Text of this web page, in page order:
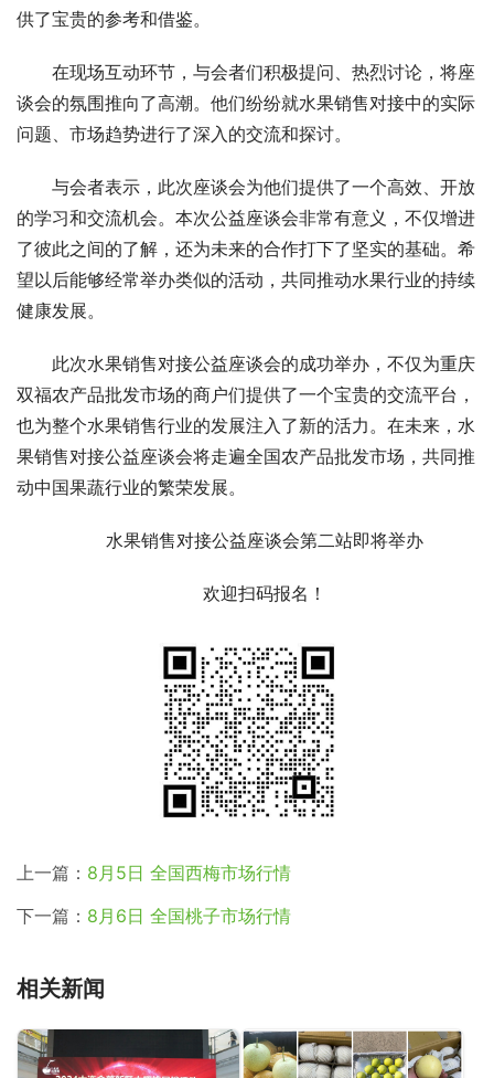
供了宝贵的参考和借鉴。
在现场互动环节，与会者们积极提问、热烈讨论，将座
谈会的氛围推向了高潮。他们纷纷就水果销售对接中的实际
问题、市场趋势进行了深入的交流和探讨。
与会者表示，此次座谈会为他们提供了一个高效、开放
的学习和交流机会。本次公益座谈会非常有意义，不仅增进
了彼此之间的了解，还为未来的合作打下了坚实的基础。希
望以后能够经常举办类似的活动，共同推动水果行业的持续
健康发展。
此次水果销售对接公益座谈会的成功举办，不仅为重庆
双福农产品批发市场的商户们提供了一个宝贵的交流平台，
也为整个水果销售行业的发展注入了新的活力。在未来，水
果销售对接公益座谈会将走遍全国农产品批发市场，共同推
动中国果蔬行业的繁荣发展。
水果销售对接公益座谈会第二站即将举办
欢迎扫码报名！
上一篇： 8月5日 全国西梅市场行情
下一篇： 8月6日 全国桃子市场行情
相关新闻